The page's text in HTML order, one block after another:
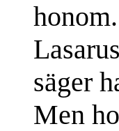
säger
Men